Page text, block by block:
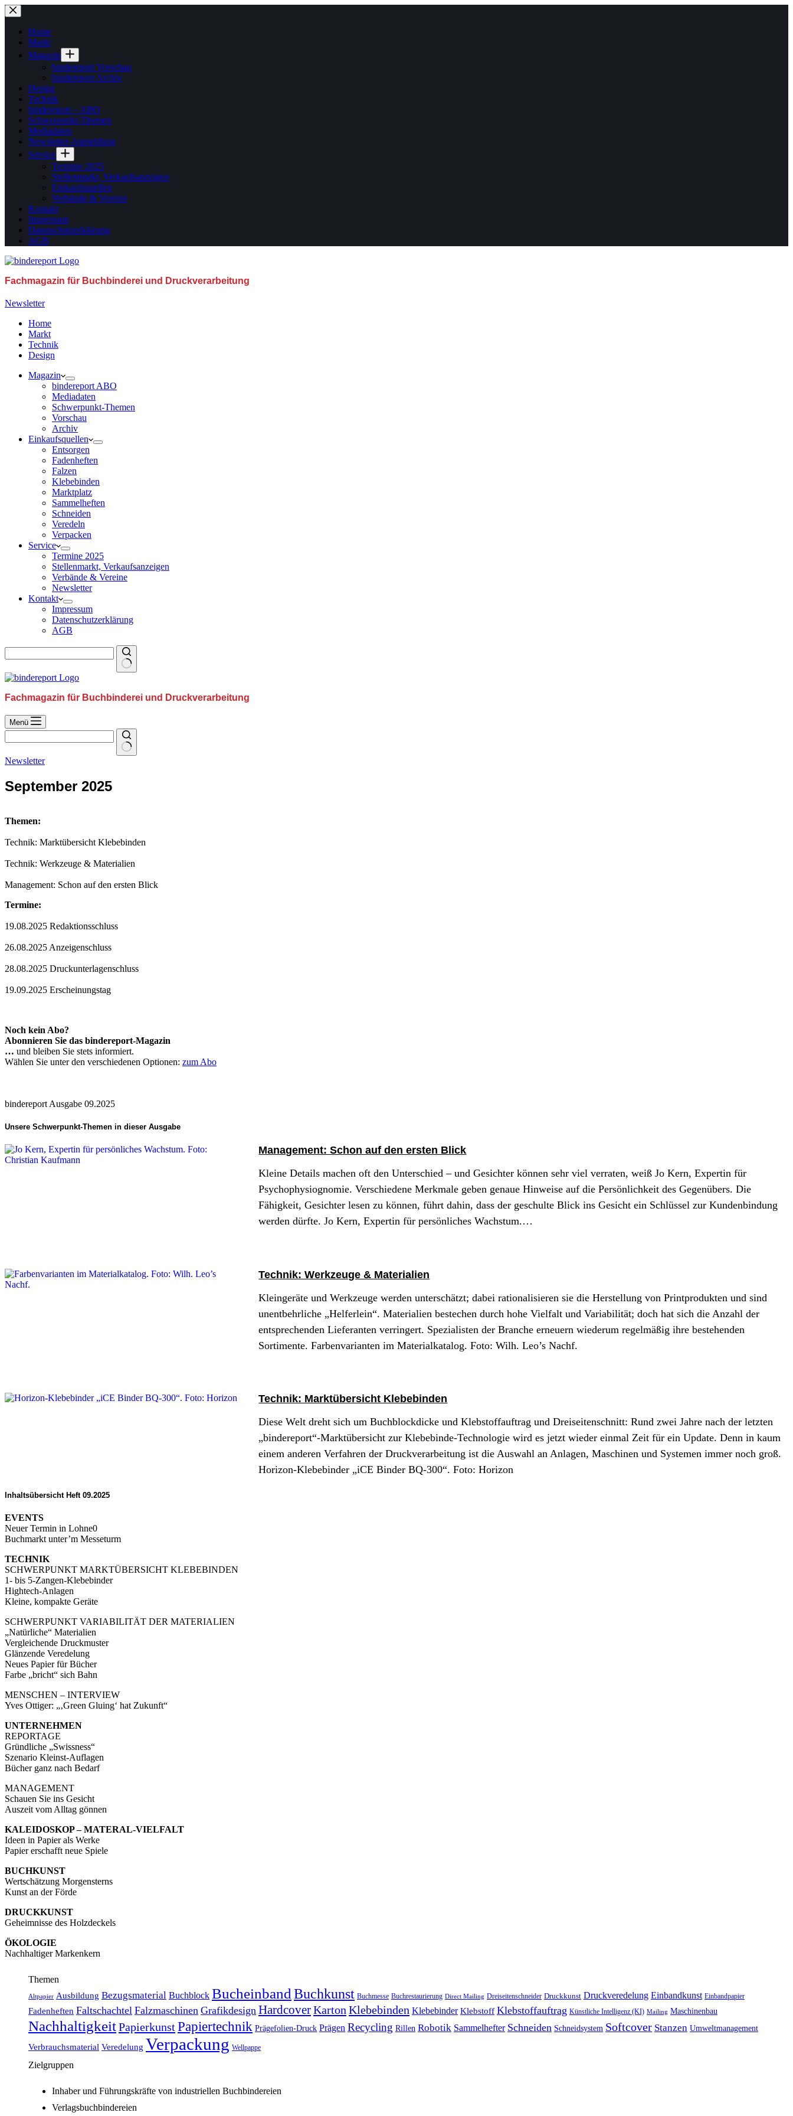
Zum
Inhalt
springenHome
Markt
Magazin
bindereport Vorschau
bindereport Archiv
Design
Technik
bindereport – ABO
Schwerpunkt-Themen
Mediadaten
Newsletter-Anmeldung
Service
Termine 2025
Stellenmarkt, Verkaufsanzeigen
Einkaufsquellen
Verbände & Vereine
Kontakt
Impressum
Datenschutzerklärung
AGB
Fachmagazin für Buchbinderei und Druckverarbeitung
Newsletter
Home
Markt
Technik
Design
Magazin
bindereport ABO
Mediadaten
Schwerpunkt-Themen
Vorschau
Archiv
Einkaufsquellen
Entsorgen
Fadenheften
Falzen
Klebebinden
Marktplatz
Sammelheften
Schneiden
Veredeln
Verpacken
Service
Termine 2025
Stellenmarkt, Verkaufsanzeigen
Verbände & Vereine
Newsletter
Kontakt
Impressum
Datenschutzerklärung
AGB
Fachmagazin für Buchbinderei und Druckverarbeitung
Menü
Newsletter
September 2025
Themen:
Technik: Marktübersicht Klebebinden
Technik: Werkzeuge & Materialien
Management: Schon auf den ersten Blick
Termine:
19.08.2025 Redaktionsschluss
26.08.2025 Anzeigenschluss
28.08.2025 Druckunterlagenschluss
19.09.2025 Erscheinungstag
Noch kein Abo?
Abonnieren Sie das bindereport-Magazin
… und bleiben Sie stets informiert.
Wählen Sie unter den verschiedenen Optionen: zum Abo
bindereport Ausgabe 09.2025
Unsere Schwerpunkt-Themen in dieser Ausgabe
Management: Schon auf den ersten Blick
Kleine Details machen oft den Unterschied – und Gesichter können sehr viel verraten, weiß Jo Kern, Expertin für
Psychophysiognomie. Verschiedene Merkmale geben genaue Hinweise auf die Persönlichkeit des Gegenübers. Die
Fähigkeit, Gesichter lesen zu können, führt dahin, dass der geschulte Blick ins Gesicht ein Schlüssel zur Kundenbindung
werden dürfte. Jo Kern, Expertin für persönliches Wachstum.…
Technik: Werkzeuge & Materialien
Kleingeräte und Werkzeuge werden unterschätzt; dabei rationalisieren sie die Herstellung von Printprodukten und sind
unentbehrliche „Helferlein“. Materialien bestechen durch hohe Vielfalt und Variabilität; doch hat sich die Anzahl der
entsprechenden Lieferanten verringert. Spezialisten der Branche erneuern wiederum regelmäßig ihre bestehenden
Sortimente. Farbenvarianten im Materialkatalog. Foto: Wilh. Leo’s Nachf.
Technik: Marktübersicht Klebebinden
Diese Welt dreht sich um Buchblockdicke und Klebstoffauftrag und Dreiseitenschnitt: Rund zwei Jahre nach der letzten
„bindereport“-Marktübersicht zur Klebebinde-Technologie wird es jetzt wieder einmal Zeit für ein Update. Denn in kaum
einem anderen Verfahren der Druckverarbeitung ist die Auswahl an Anlagen, Maschinen und Systemen immer noch groß.
Horizon-Klebebinder „iCE Binder BQ-300“. Foto: Horizon
Inhaltsübersicht Heft 09.2025
EVENTS
Neuer Termin in Lohne0
Buchmarkt unter’m Messeturm
TECHNIK
SCHWERPUNKT MARKTÜBERSICHT KLEBEBINDEN
1- bis 5-Zangen-Klebebinder
Hightech-Anlagen
Kleine, kompakte Geräte
SCHWERPUNKT VARIABILITÄT DER MATERIALIEN
„Natürliche“ Materialien
Vergleichende Druckmuster
Glänzende Veredelung
Neues Papier für Bücher
Farbe „bricht“ sich Bahn
MENSCHEN – INTERVIEW
Yves Ottiger: „‚Green Gluing‘ hat Zukunft“
UNTERNEHMEN
REPORTAGE
Gründliche „Swissness“
Szenario Kleinst-Auflagen
Bücher ganz nach Bedarf
MANAGEMENT
Schauen Sie ins Gesicht
Auszeit vom Alltag gönnen
KALEIDOSKOP – MATERAL-VIELFALT
Ideen in Papier als Werke
Papier erschafft neue Spiele
BUCHKUNST
Wertschätzung Morgensterns
Kunst an der Förde
DRUCKKUNST
Geheimnisse des Holzdeckels
ÖKOLOGIE
Nachhaltiger Markenkern
Themen
Altpapier Ausbildung Bezugsmaterial Buchblock BucheinbandBuchkunst Buchmesse Buchrestaurierung Direct Mailing Dreiseitenschneider Druckkunst Druckveredelung Einbandkunst Einbandpapier
Fadenheften Faltschachtel Falzmaschinen Grafikdesign HardcoverKartonKlebebinden Klebebinder Klebstoff Klebstoffauftrag Künstliche Intelligenz (KI) Mailing Maschinenbau
NachhaltigkeitPapierkunstPapiertechnik Prägefolien-Druck Prägen Recycling Rillen Robotik Sammelhefter Schneiden Schneidsystem Softcover Stanzen Umweltmanagement
Verbrauchsmaterial Veredelung Verpackung Wellpappe
Zielgruppen
Inhaber und Führungskräfte von industriellen Buchbindereien
Verlagsbuchbindereien